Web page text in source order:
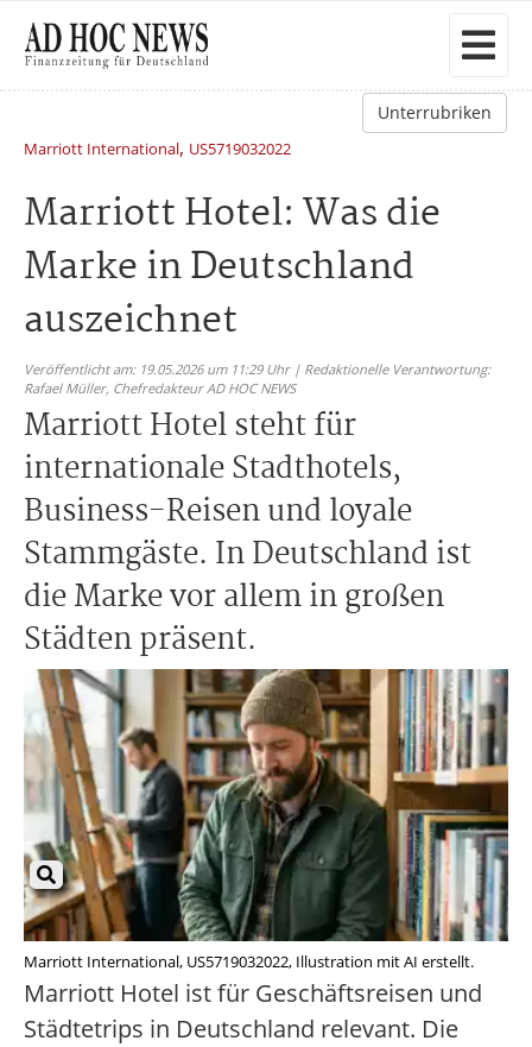
Unterrubriken
Marriott International, US5719032022
Marriott Hotel: Was die
Marke in Deutschland
auszeichnet
Veröffentlicht am: 19.05.2026 um 11:29 Uhr | Redaktionelle Verantwortung:
Rafael Müller, Chefredakteur AD HOC NEWS
Marriott Hotel steht für
internationale Stadthotels,
Business-Reisen und loyale
Stammgäste. In Deutschland ist
die Marke vor allem in großen
Städten präsent.
Marriott International, US5719032022, Illustration mit AI erstellt.
Marriott Hotel ist für Geschäftsreisen und
Städtetrips in Deutschland relevant. Die